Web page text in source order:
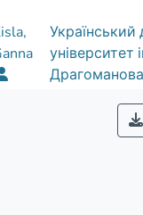
університет
Драгоманова